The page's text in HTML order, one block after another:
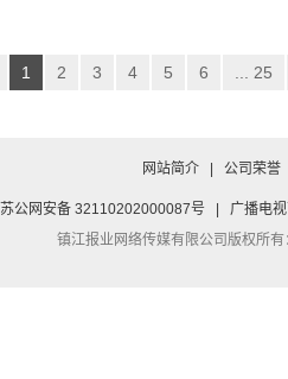
1 2 3 4 5 6 ... 25
网站简介 公司荣誉
苏公网安备 32110202000087号
广播电
镇江报业网络传媒有限公司版权所